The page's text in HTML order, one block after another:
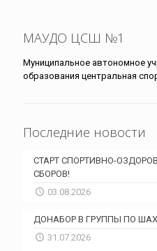
МАУДО ЦСШ №1
Муниципальное автономное
образования центральная
Последние новости
СТАРТ СПОРТИВНО-
СБОРОВ!
03.08.2026
ДОНАБОР В ГРУППЫ ПО
31.07.2026